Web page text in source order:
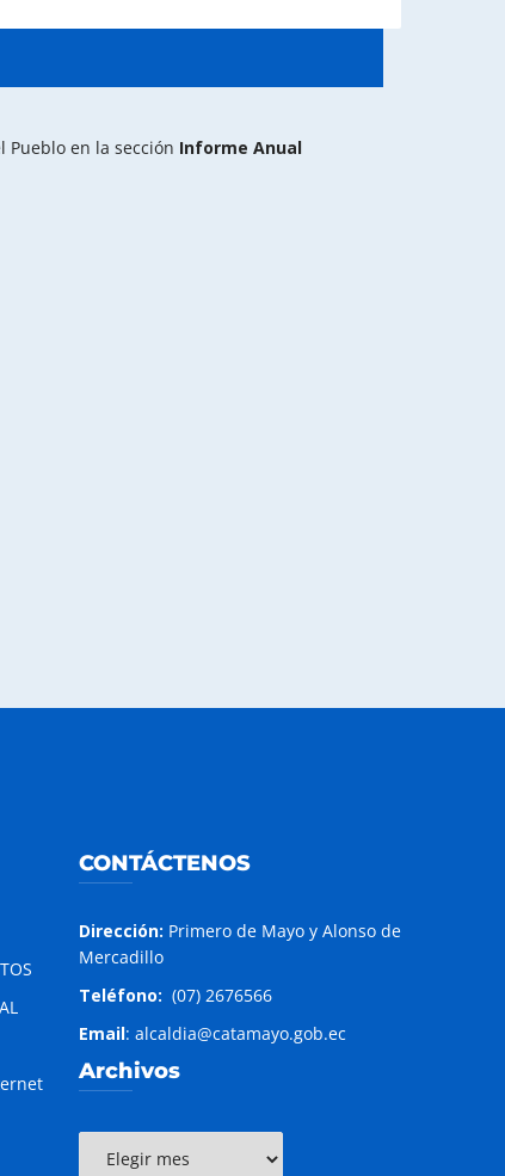
Pueblo en la sección Informe Anual
CONTÁCTENOS
Dirección: Primero de Mayo y Alonso de
Mercadillo
Teléfono: (07) 2676566
Email: alcaldia@catamayo.gob.ec
Archivos